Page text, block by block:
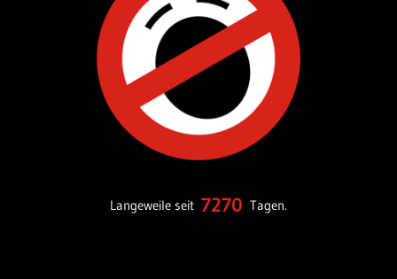
Langeweile seit 7270 Tagen.